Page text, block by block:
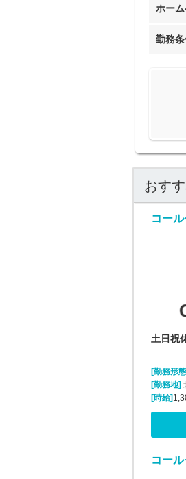
ホー
勤務
おす
土日祝
[勤務形
[勤務地]
[時給]